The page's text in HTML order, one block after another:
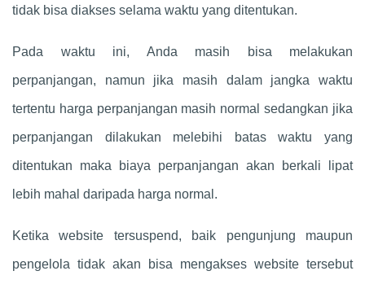
tidak bisa diakses selama waktu yang ditentukan.
Pada waktu ini, Anda masih bisa melakukan
perpanjangan, namun jika masih dalam jangka waktu
tertentu harga perpanjangan masih normal sedangkan jika
perpanjangan dilakukan melebihi batas waktu yang
ditentukan maka biaya perpanjangan akan berkali lipat
lebih mahal daripada harga normal.
Ketika website tersuspend, baik pengunjung maupun
pengelola tidak akan bisa mengakses website tersebut